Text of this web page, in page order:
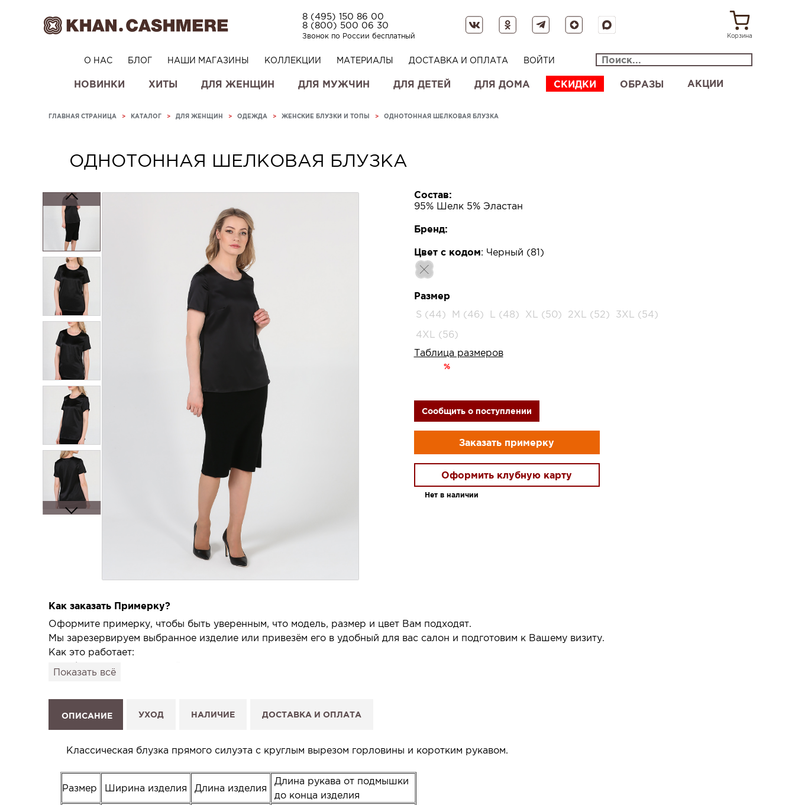
8 (495) 150 86 00
8 (800) 500 06 30
Звонок по России бесплатный Корзина
О НАС БЛОГ НАШИ МАГАЗИНЫ КОЛЛЕКЦИИ МАТЕРИАЛЫ ДОСТАВКА И ОПЛАТА ВОЙТИ
НОВИНКИ ХИТЫ ДЛЯ ЖЕНЩИН ДЛЯ МУЖЧИН ДЛЯ ДЕТЕЙ ДЛЯ ДОМА СКИДКИ ОБРАЗЫ АКЦИИ
ГЛАВНАЯ СТРАНИЦА > КАТАЛОГ > ДЛЯ ЖЕНЩИН > ОДЕЖДА > ЖЕНСКИЕ БЛУЗКИ И ТОПЫ > ОДНОТОННАЯ ШЕЛКОВАЯ БЛУЗКА
ОДНОТОННАЯ ШЕЛКОВАЯ БЛУЗКА
Состав:
95% Шелк 5% Эластан
Бренд:
Цвет с кодом: Черный (81)
Размер
S (44)
M (46) L (48) XL (50) 2XL (52)
3XL (54)
4XL (56)
Таблица размеров
%
Сообщить о поступлении
Заказать примерку
Оформить клубную карту
Нет в наличии
Как заказать Примерку?
Оформите примерку, чтобы быть уверенным, что модель, размер и цвет Вам подходят.
Мы зарезервируем выбранное изделие или привезём его в удобный для вас салон и подготовим к Вашему визиту.
Как это работает:
1. Выберите изделие на сайте.
Показать всё
ОПИСАНИЕ УХОД НАЛИЧИЕ ДОСТАВКА И ОПЛАТА
Классическая блузка прямого силуэта с круглым вырезом горловины и коротким рукавом.
Размер Ширина изделия Длина изделия
Длина рукава от подмышки
до конца изделия